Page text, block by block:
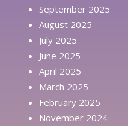
September 2025
August 2025
July 2025
June 2025
April 2025
March 2025
February 2025
November 2024